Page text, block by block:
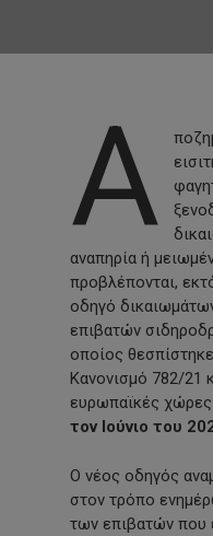
Α
αναπηρία ή
προβλέπονται,
οδηγό
επιβατών
οποίος
Κανονισμό 782/21
ευρωπαϊκές χώρες
τον Ιούνιο του
Ο νέος οδηγός
στον τρόπο
των επιβατών που